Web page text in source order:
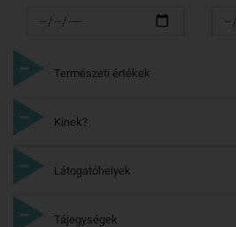
Természeti értékek
Kinek?
Látogatóhelyek
Tájegységek